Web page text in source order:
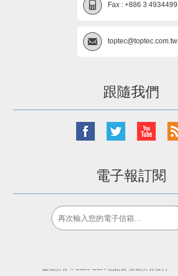
Fax : +886 3 4934499
toptec@toptec.com.tw
跟隨我們
電子報訂閱
版權所有 © 2026 GBR 柏鉻富 保留所有權利